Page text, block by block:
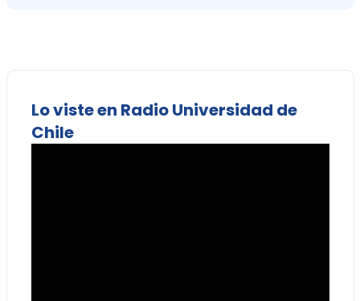
Lo viste en Radio Universidad de
Chile